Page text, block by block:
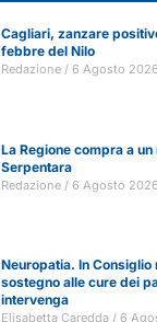
Cagliari, zanzare
febbre del Nilo
Redazione 6 Agosto 2026
La Regione compra a un
Serpentara
Redazione 6 Agosto 2026
Neuropatia. In Consiglio
sostegno alle cure dei
intervenga
Elisabetta Caredda 6